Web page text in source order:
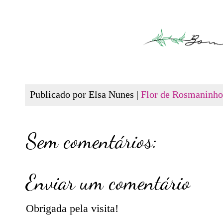
Publicado por Elsa Nunes | Flor de
Sem comentários:
Enviar um comentário
Obrigada pela visita!